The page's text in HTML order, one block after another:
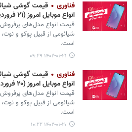
فناوری
قیمت گوشی‌
انواع موبایل امروز (۲۱ فروردین)
قیمت انواع مدل‌های
شیائومی از قبیل پوکو و
است.
۱۴۰۲-۰۱-۲۱ ۰۹:۲۹
فناوری
قیمت گوشی‌
انواع موبایل امروز (۲۰ فروردین)
قیمت انواع مدل‌های
شیائومی از قبیل پوکو و
است.
۱۴۰۲-۰۱-۲۰ ۱۰:۲۲